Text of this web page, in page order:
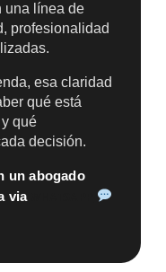
una línea de
profesionalidad
esa claridad
qué está
qué
decisión.
un abogado
via